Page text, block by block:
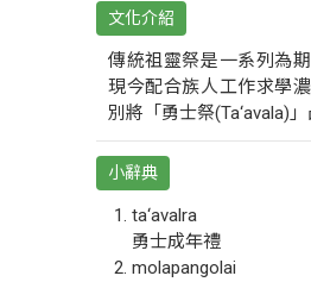
文化介紹
傳統祖靈祭是一系列為
現今配合族人工作求學
別將「勇士祭(Ta‘avala)
小辭典
ta‘avalra
勇士成年禮
molapangolai